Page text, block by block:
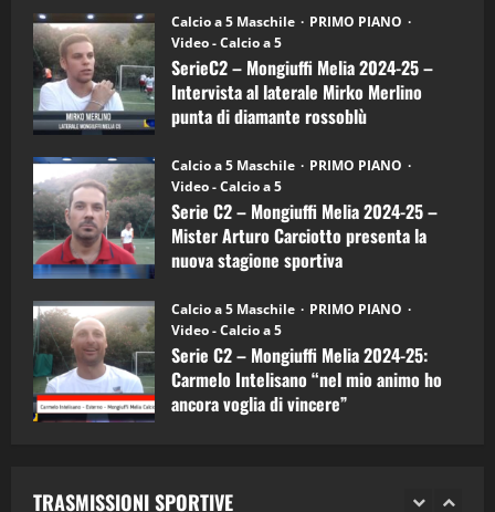
6)
–
Intervista
a
mister
Arturo
Carciotto
(Mongiuffi
Calcio a 5 Maschile
PRIMO PIANO
Video - Calcio a 5
SerieC2 – Mongiuffi Melia 2024-25 –
Intervista al laterale Mirko Merlino
punta di diamante rossoblù
Calcio a 5 Maschile
PRIMO PIANO
Video - Calcio a 5
Serie C2 – Mongiuffi Melia 2024-25 –
Mister Arturo Carciotto presenta la
nuova stagione sportiva
Calcio a 5 Maschile
PRIMO PIANO
Video - Calcio a 5
Serie C2 – Mongiuffi Melia 2024-25:
Carmelo Intelisano “nel mio animo ho
ancora voglia di vincere”
TRASMISSIONI SPORTIVE
4
“SportEmpire” in Podcast: 27^ Puntata
(Martedi 14 Aprile 2026)
15/04/2026
5
“SportEmpire” in Podcast: 26^ Puntata
(Martedi 07 Aprile 2026)
08/04/2026
1
“SportEmpire” in Podcast: 30^ Puntata
(Martedi 05 Maggio 2026)
08/05/2026
28/04/2026